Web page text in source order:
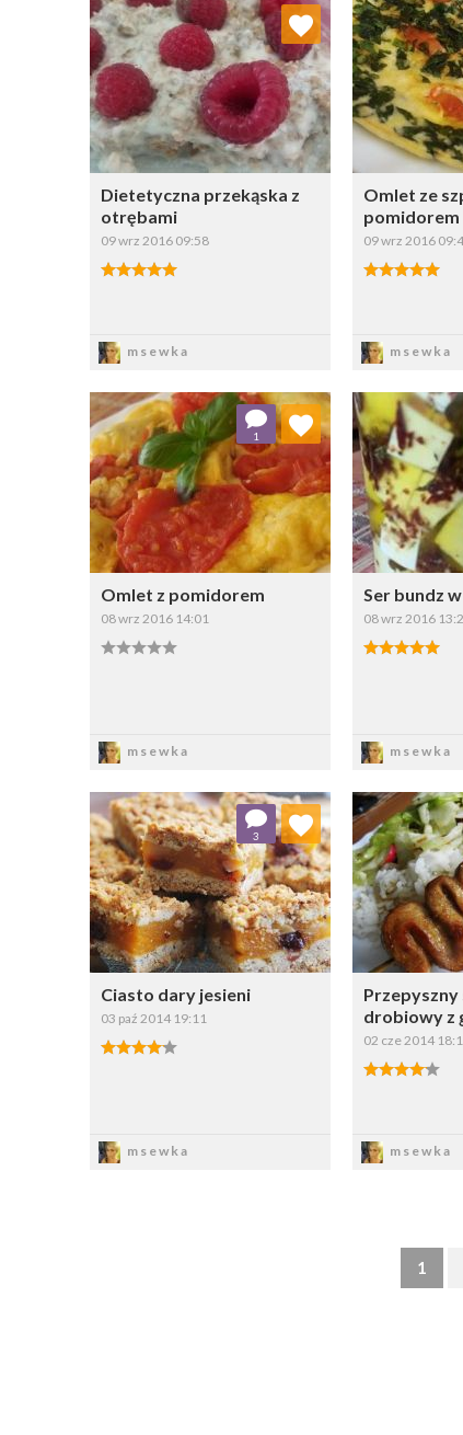
Dietetyczna przekąska z
otrębami
09 wrz 2016 09:58
msewka
Dodaj do ulubionych
Wybierz listę:
Omlet ze
pomidorem
09 wrz 2016
msewka
Omlet z pomidorem
08 wrz 2016 14:01
msewka
1
Dodaj do ulubionych
Wybierz listę:
Ser bundz
08 wrz 2016
msewka
Ciasto dary jesieni
03 paź 2014 19:11
msewka
3
Dodaj do ulubionych
Wybierz listę:
Przepyszny
drobiowy z
02 cze 2014
msewka
1